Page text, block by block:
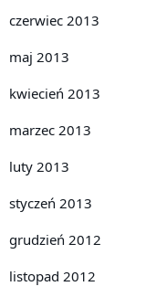
czerwiec 2013
maj 2013
kwiecień 2013
marzec 2013
luty 2013
styczeń 2013
grudzień 2012
listopad 2012